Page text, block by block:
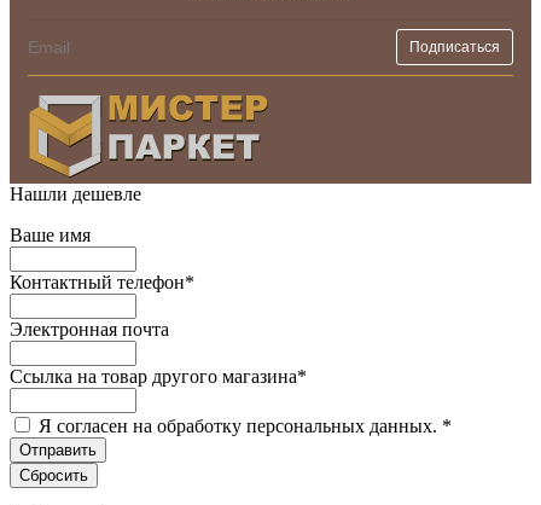
Нашли дешевле
Ваше имя
Контактный телефон*
Электронная почта
Ссылка на товар другого магазина*
Я согласен на обработку персональных данных. *